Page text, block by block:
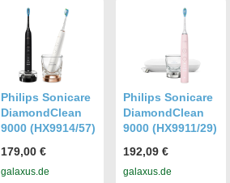
Philips Sonicare
DiamondClean
9000 (HX9914/57)
179,00 €
galaxus.de
Philips Sonicare
DiamondClean
9000 (HX9911/29)
192,09 €
galaxus.de